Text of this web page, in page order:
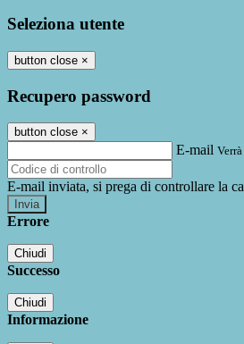
Seleziona utente
button close ×
Recupero password
button close ×
E-mail
E-mail inviata, si prega di controllare la
Errore
Chiudi
Successo
Chiudi
Informazione